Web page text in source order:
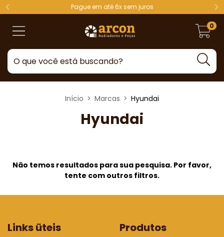
Pague em até 6x sem juros
0
Início > Marcas > Hyundai
Hyundai
Não temos resultados para sua pesquisa. Por favor,
tente com outros filtros.
Links üteis Produtos